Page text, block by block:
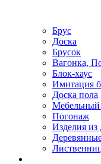
Брус
Доска
Брусок
Вагонка,
Блок-хаус
Имитация
Доска пола
Погонаж
Изделия из